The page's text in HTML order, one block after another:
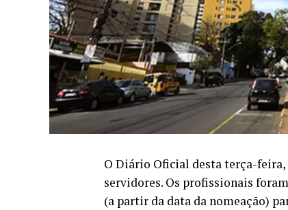
O Diário Oficial desta terça-feira,
servidores. Os profissionais
(a partir da data da nomeação)